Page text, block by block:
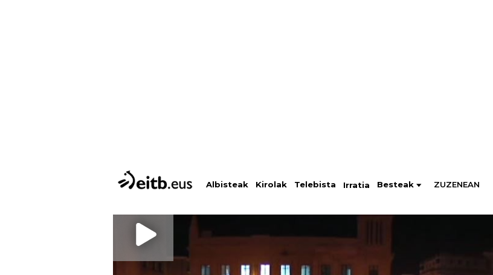
Albisteak Kirolak Telebista Irratia Besteak ZUZENEAN